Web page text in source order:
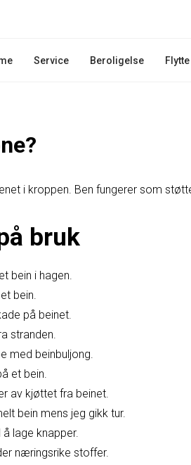
Service Beroligelse Flytte
i kroppen. Ben fungerer som
bruk
bein i hagen.
bein.
på beinet.
stranden.
med beinbuljong.
et bein.
av kjøttet fra beinet.
bein mens jeg gikk tur.
lage knapper.
næringsrike stoffer.